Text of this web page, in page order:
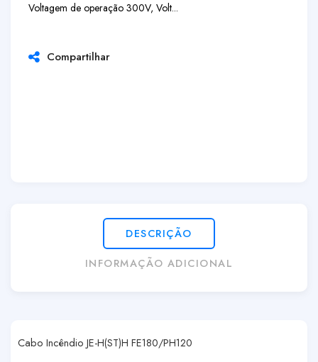
Voltagem de operação 300V, Volt...
Compartilhar
DESCRIÇÃO
INFORMAÇÃO ADICIONAL
Cabo Incêndio JE-H(ST)H FE180/PH120